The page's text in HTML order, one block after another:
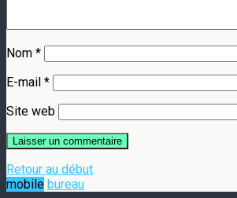
Nom *
E-mail *
Site web
Retour au début
mobile bureau